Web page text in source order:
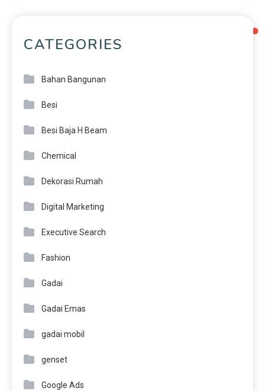
CATEGORIES
Bahan Bangunan
Besi
Besi Baja H Beam
Chemical
Dekorasi Rumah
Digital Marketing
Executive Search
Fashion
Gadai
Gadai Emas
gadai mobil
genset
Google Ads